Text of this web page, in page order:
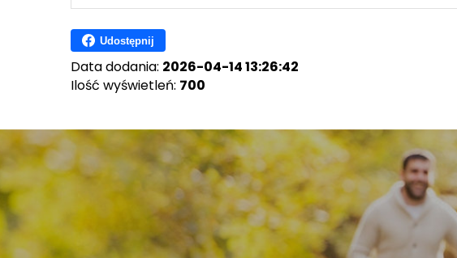
Udostępnij
Data dodania: 2026-04-14 13:26:42
Ilość wyświetleń: 700